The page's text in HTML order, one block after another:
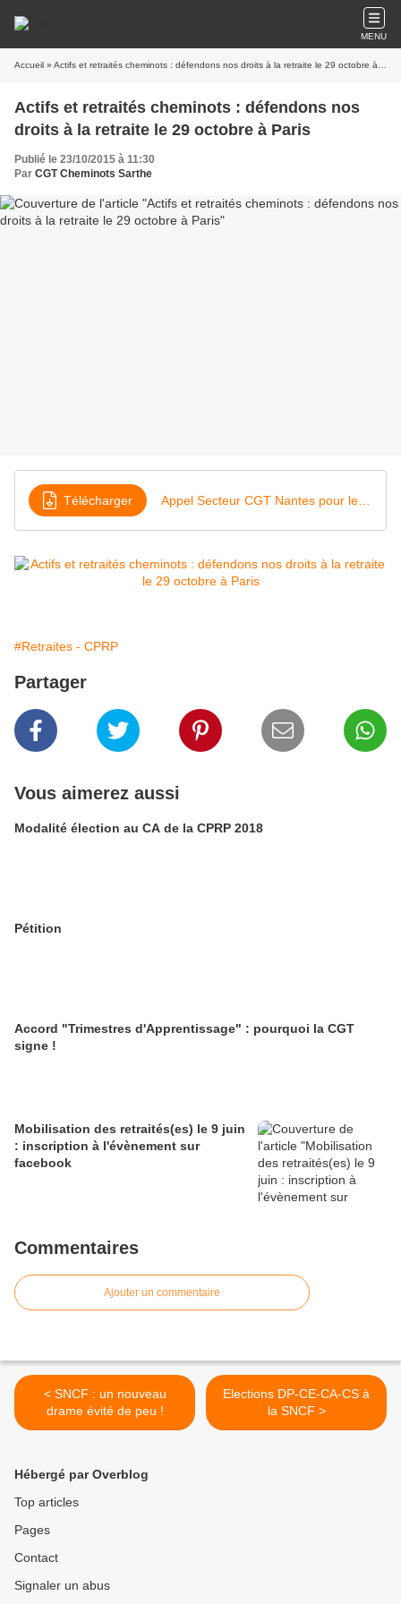
MENU
Accueil » Actifs et retraités cheminots : défendons nos droits à la retraite le 29 octobre à Paris
Actifs et retraités cheminots : défendons nos
droits à la retraite le 29 octobre à Paris
Publié le 23/10/2015 à 11:30
Par CGT Cheminots Sarthe
Télécharger
#Retraites - CPRP
Partager
Vous aimerez aussi
Modalité élection au CA de la CPRP 2018
Pétition
Accord "Trimestres d'Apprentissage" : pourquoi la CGT
signe !
Mobilisation des retraités(es) le 9 juin
: inscription à l'évènement sur
facebook
Commentaires
Ajouter un commentaire
< SNCF : un nouveau
drame évité de peu !
Elections DP-CE-CA-CS à
la SNCF >
Hébergé par Overblog
Top articles
Pages
Contact
Signaler un abus